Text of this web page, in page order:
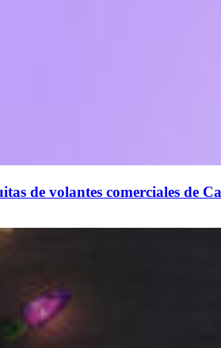
de volantes comerciales de